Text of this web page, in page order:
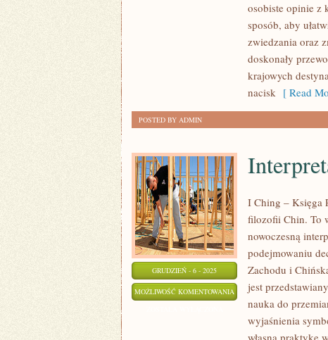
osobiste opinie z
sposób, aby
zwiedzania oraz
doskonały
krajowych
nacisk [ Read
POSTED BY ADMIN
GRUDZIEŃ - 6 - 2025
MOŻLIWOŚĆ KOMENTOWANIA INTERPRETACJE
HEKSAGRAMÓW
I Ching – Księga
filozofii Chin. To
nowoczesną
podejmowaniu
Zachodu i
jest
nauka do
wyjaśnienia
własną praktykę